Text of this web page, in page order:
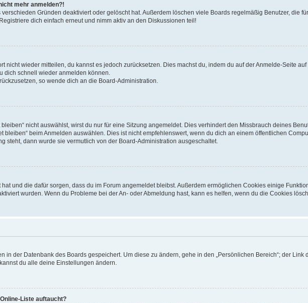
mehr anmelden?!
Gründen deaktiviert oder gelöscht hat. Außerdem löschen viele Boards regelmäßig Benutzer, die
dich einfach erneut und nimm aktiv an den Diskussionen teil!
nicht wieder mitteilen, du kannst es jedoch zurücksetzen. Dies machst du, indem du auf der Anmelde-Seite auf
dich schnell wieder anmelden können.
so wende dich an die Board-Administration.
nicht auswählst, wirst du nur für eine Sitzung angemeldet. Dies verhindert den Missbrauch deines
bleiben“ beim Anmelden auswählen. Dies ist nicht empfehlenswert, wenn du dich an einem öffentlichen
steht, dann wurde sie vermutlich von der Board-Administration ausgeschaltet.
hat und die dafür sorgen, dass du im Forum angemeldet bleibst. Außerdem ermöglichen Cookies einige
wurden. Wenn du Probleme bei der An- oder Abmeldung hast, kann es helfen, wenn du die Cookies
in der Datenbank des Boards gespeichert. Um diese zu ändern, gehe in den „Persönlichen Bereich“; der Link
du alle deine Einstellungen ändern.
Liste auftaucht?